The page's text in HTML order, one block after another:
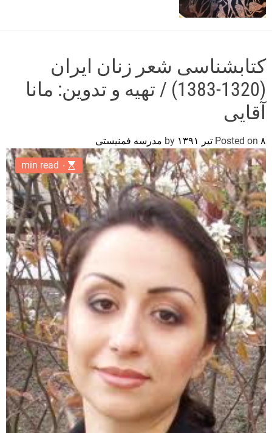
e
کتابشناسی شعر زنان ایران
(1320-1383) / تهیه و تدوین: مانا
آقایی
Posted on ۸ تیر ۱۳۹۱ مدرسه فمنیستی
۰ min read